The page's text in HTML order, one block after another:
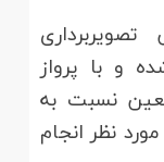
و با پرواز
نسبت به
نظر انجام